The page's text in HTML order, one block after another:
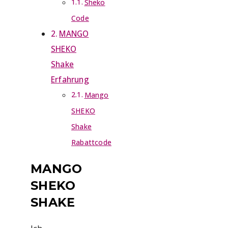
Sheko
Code
MANGO
SHEKO
Shake
Erfahrung
Mango
SHEKO
Shake
Rabattcode
MANGO
SHEKO
SHAKE